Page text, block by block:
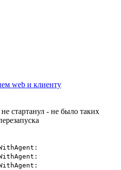
web и клиенту
стартанул - не было таких